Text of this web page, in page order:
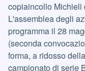
copiaincollo Michieli
L'assemblea degli
programma il 28
(seconda
forma, a ridosso
campionato di serie